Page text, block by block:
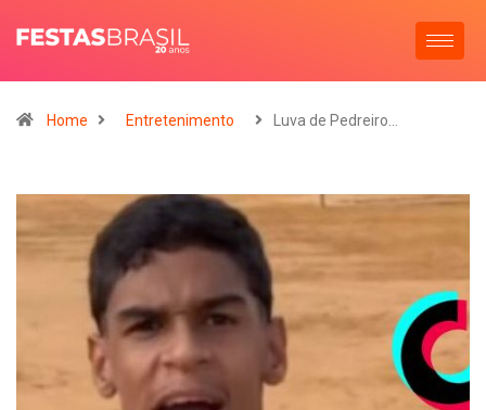
Home Entretenimento Luva de Pedreiro…